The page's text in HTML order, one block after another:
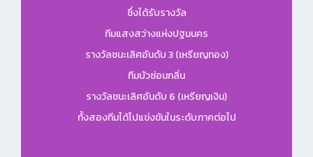
ซึ่งได้รับรางวัล
ทีมแสงสว่างแห่งปฐมนคร
รางวัลชนะเลิศอันดับ 3 (เหรียญทอง)
ทีมบัวซ่อนกลิ่น
รางวัลชนะเลิศอันดับ 6 (เหรียญเงิน)
ทั้งสองทีมได้ไปแข่งขันในระดับภาคต่อไป